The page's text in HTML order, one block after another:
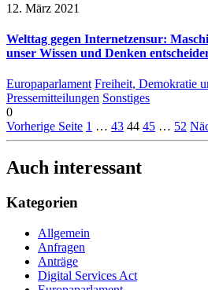
12. März 2021
Welttag gegen Internetzensur:
unser Wissen und Denken
Europaparlament Freiheit, Demokratie
Pressemitteilungen Sonstiges
0
Vorherige Seite 1 … 43 44 45 … 52
Auch interessant
Kategorien
Allgemein
Anfragen
Anträge
Digital Services Act